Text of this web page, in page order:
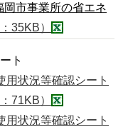
岡市事業所の省エネ
35KB）
ト
用状況等確認シート
71KB）
用状況等確認シート